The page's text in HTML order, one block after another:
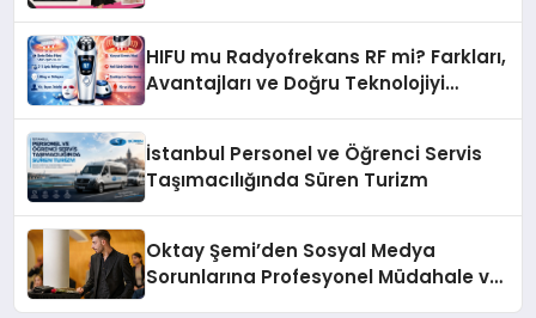
HIFU mu Radyofrekans RF mi? Farkları,
Avantajları ve Doğru Teknolojiyi
İstanbul Personel ve Öğrenci Servis
Taşımacılığında Süren Turizm
Oktay Şemi’den Sosyal Medya
Sorunlarına Profesyonel Müdahale ve